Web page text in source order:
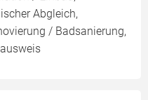
Abgleich,
/ Badsanierung,